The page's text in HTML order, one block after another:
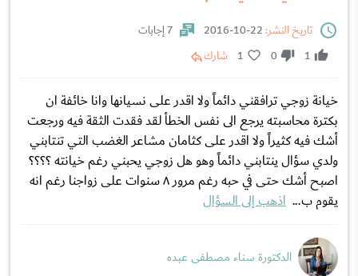
تاريخ النشر:
7 إجابات
1
0
1 شارك
خيانة زوجي ترافقني دائماً ولا اقدر على نسيانها وانا خائفة ان
بكترة محاسبته يرجع الى نفس الخطأ لقد فقدت الثقة فيه ورجعت
أشك فيه كثيراً ولا اقدر على كثامان مشاعر الغضب التي تنتابني
ولدي سؤال ينتابني دائماً وهو هل زوجي يحبني رغم خيانته ؟؟؟؟
اصبح أشك حتى في حبه رغم مرور ٨ سنوات على زواجنا رغم انه
يقوم ب... اذهب إلى السؤال
الدكتورة سناء مصطفى عبده